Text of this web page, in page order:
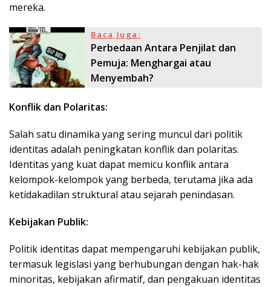
mereka.
Baca Juga:
Perbedaan Antara Penjilat dan
Pemuja: Menghargai atau
Menyembah?
Konflik dan Polaritas:
Salah satu dinamika yang sering muncul dari politik
identitas adalah peningkatan konflik dan polaritas.
Identitas yang kuat dapat memicu konflik antara
kelompok-kelompok yang berbeda, terutama jika ada
ketidakadilan struktural atau sejarah penindasan.
Kebijakan Publik:
Politik identitas dapat mempengaruhi kebijakan publik,
termasuk legislasi yang berhubungan dengan hak-hak
minoritas, kebijakan afirmatif, dan pengakuan identitas